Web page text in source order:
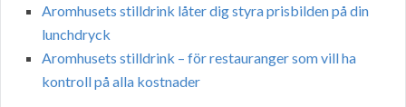
Aromhusets stilldrink låter dig styra prisbilden på din
lunchdryck
Aromhusets stilldrink – för restauranger som vill ha
kontroll på alla kostnader